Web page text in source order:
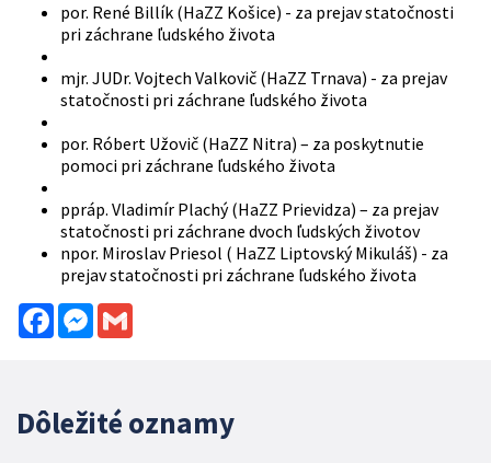
por. René Billík (HaZZ Košice) - za prejav statočnosti
pri záchrane ľudského života
mjr. JUDr. Vojtech Valkovič (HaZZ Trnava) - za prejav
statočnosti pri záchrane ľudského života
por. Róbert Užovič (HaZZ Nitra) – za poskytnutie
pomoci pri záchrane ľudského života
ppráp. Vladimír Plachý (HaZZ Prievidza) – za prejav
statočnosti pri záchrane dvoch ľudských životov
npor. Miroslav Priesol ( HaZZ Liptovský Mikuláš) - za
prejav statočnosti pri záchrane ľudského života
FacebookMessenger
Dôležité oznamy